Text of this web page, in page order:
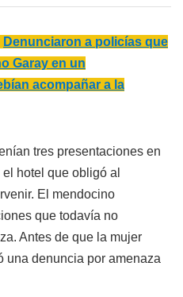
Denunciaron a policías que
Garay en un
acompañar a la
tres presentaciones en
hotel que obligó al
El mendocino
que todavía no
Antes de que la mujer
una denuncia por amenaza